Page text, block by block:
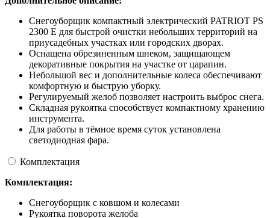
Снегоуборщик компактный электрический PATRIOT PS
2300 E для быстрой очистки небольших территорий на
приусадебных участках или городских дворах.
Оснащена обрезиненным шнеком, защищающем
декоративные покрытия на участке от царапин.
Небольшой вес и дополнительные колеса обеспечивают
комфортную и быструю уборку.
Регулируемый желоб позволяет настроить выброс снега.
Складная рукоятка способствует компактному хранению
инструмента.
Для работы в тёмное время суток установлена
светодиодная фара.
Комплектация
Комплектация:
Снегоуборщик с ковшом и колесами
Рукоятка поворота желоба